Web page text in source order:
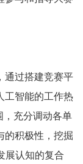
通过搭建竞赛平
工智能的工作热
，充分调动各单
的积极性，挖掘
展认知的复合